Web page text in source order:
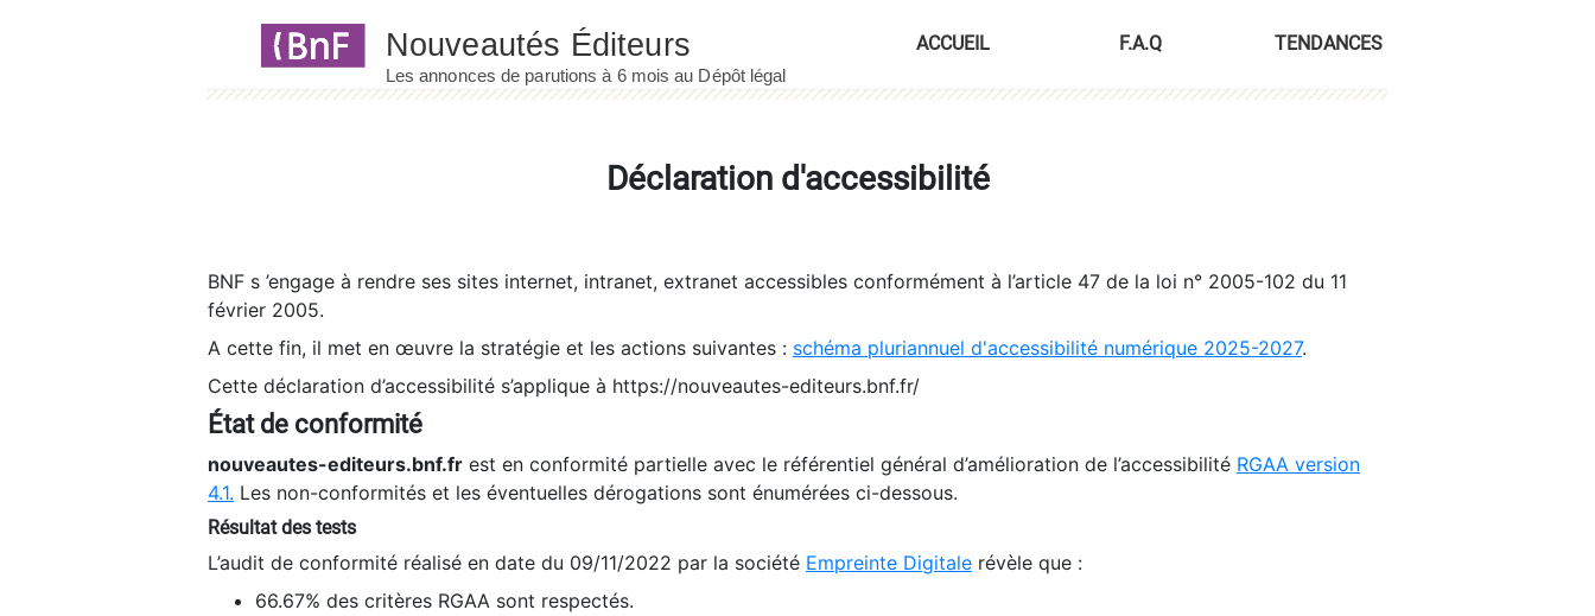
ACCUEIL F.A.Q TENDANCES
Déclaration d'accessibilité
BNF s ’engage à rendre ses sites internet, intranet, extranet accessibles conformément à l’article 47 de la loi n° 2005-102 du 11
février 2005.
A cette fin, il met en œuvre la stratégie et les actions suivantes : schéma pluriannuel d'accessibilité numérique 2025-2027.
Cette déclaration d’accessibilité s’applique à https://nouveautes-editeurs.bnf.fr/
État de conformité
nouveautes-editeurs.bnf.fr est en conformité partielle avec le référentiel général d’amélioration de l’accessibilité RGAA version
4.1. Les non-conformités et les éventuelles dérogations sont énumérées ci-dessous.
Résultat des tests
L’audit de conformité réalisé en date du 09/11/2022 par la société Empreinte Digitale révèle que :
66.67% des critères RGAA sont respectés.